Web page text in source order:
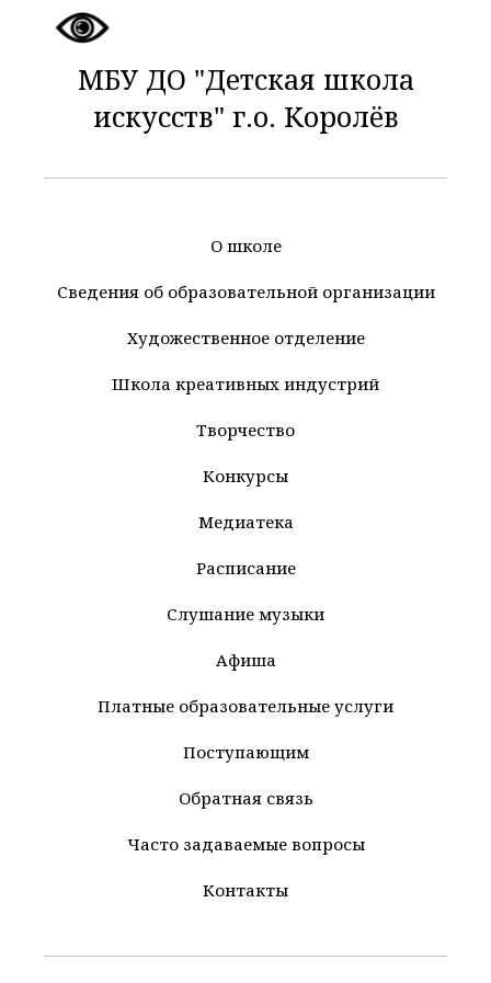
МБУ ДО "Детская школа
искусств" г.о. Королёв
О школе
Сведения об образовательной организации
Художественное отделение
Школа креативных индустрий
Творчество
Конкурсы
Медиатека
Расписание
Слушание музыки
Афиша
Платные образовательные услуги
Поступающим
Обратная связь
Часто задаваемые вопросы
Контакты